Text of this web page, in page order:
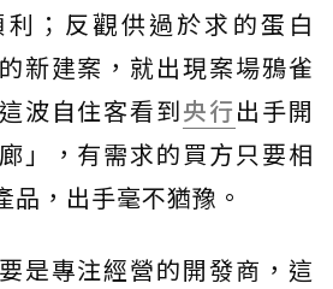
；反觀供過於求的蛋白
新建案，就出現案場鴉雀
波自住客看到央行出手開
」，有需求的買方只要相
品，出手毫不猶豫。
是專注經營的開發商，這